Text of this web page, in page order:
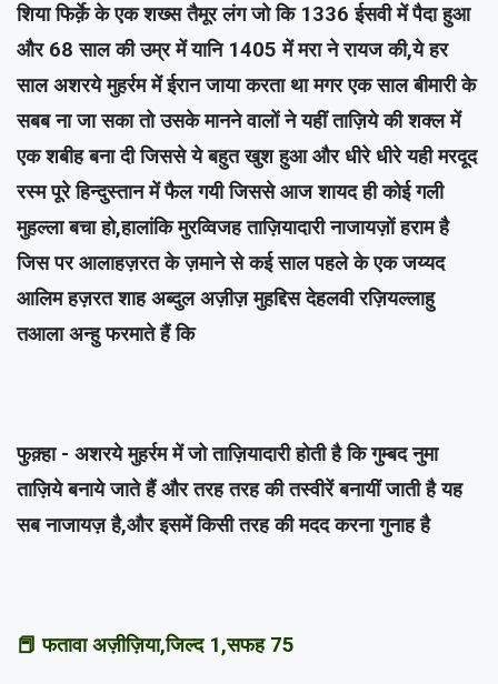
शिया फिर्क़े के एक शख्स तैमूर लंग जो कि 1336 ईसवी में पैदा हुआ
और 68 साल की उम्र में यानि 1405 में मरा ने रायज की,ये हर
साल अशरये मुहर्रम में ईरान जाया करता था मगर एक साल बीमारी के
सबब ना जा सका तो उसके मानने वालों ने यहीं ताज़िये की शक्ल में
एक शबीह बना दी जिससे ये बहुत खुश हुआ और धीरे धीरे यही मरदूद
रस्म पूरे हिन्दुस्तान में फैल गयी जिससे आज शायद ही कोई गली
मुहल्ला बचा हो,हालांकि मुरव्विजह ताज़ियादारी नाजायज़ों हराम है
जिस पर आलाहज़रत के ज़माने से कई साल पहले के एक जय्यद
आलिम हज़रत शाह अब्दुल अज़ीज़ मुहद्दिस देहलवी रज़ियल्लाहु
तआला अन्हु फरमाते हैं कि
फुक़्हा - अशरये मुहर्रम में जो ताज़ियादारी होती है कि गुम्बद नुमा
ताज़िये बनाये जाते हैं और तरह तरह की तस्वीरें बनायीं जाती है यह
सब नाजायज़ है,और इसमें किसी तरह की मदद करना गुनाह है
📕 फतावा अज़ीज़िया,जिल्द 1,सफह 75